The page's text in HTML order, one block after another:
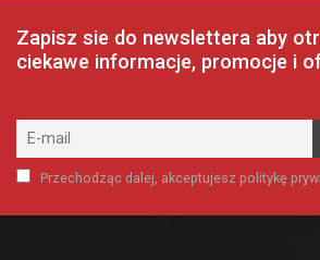
Zapisz sie do newslettera aby
ciekawe informacje, promocje i
Przechodząc dalej, akceptujesz politykę